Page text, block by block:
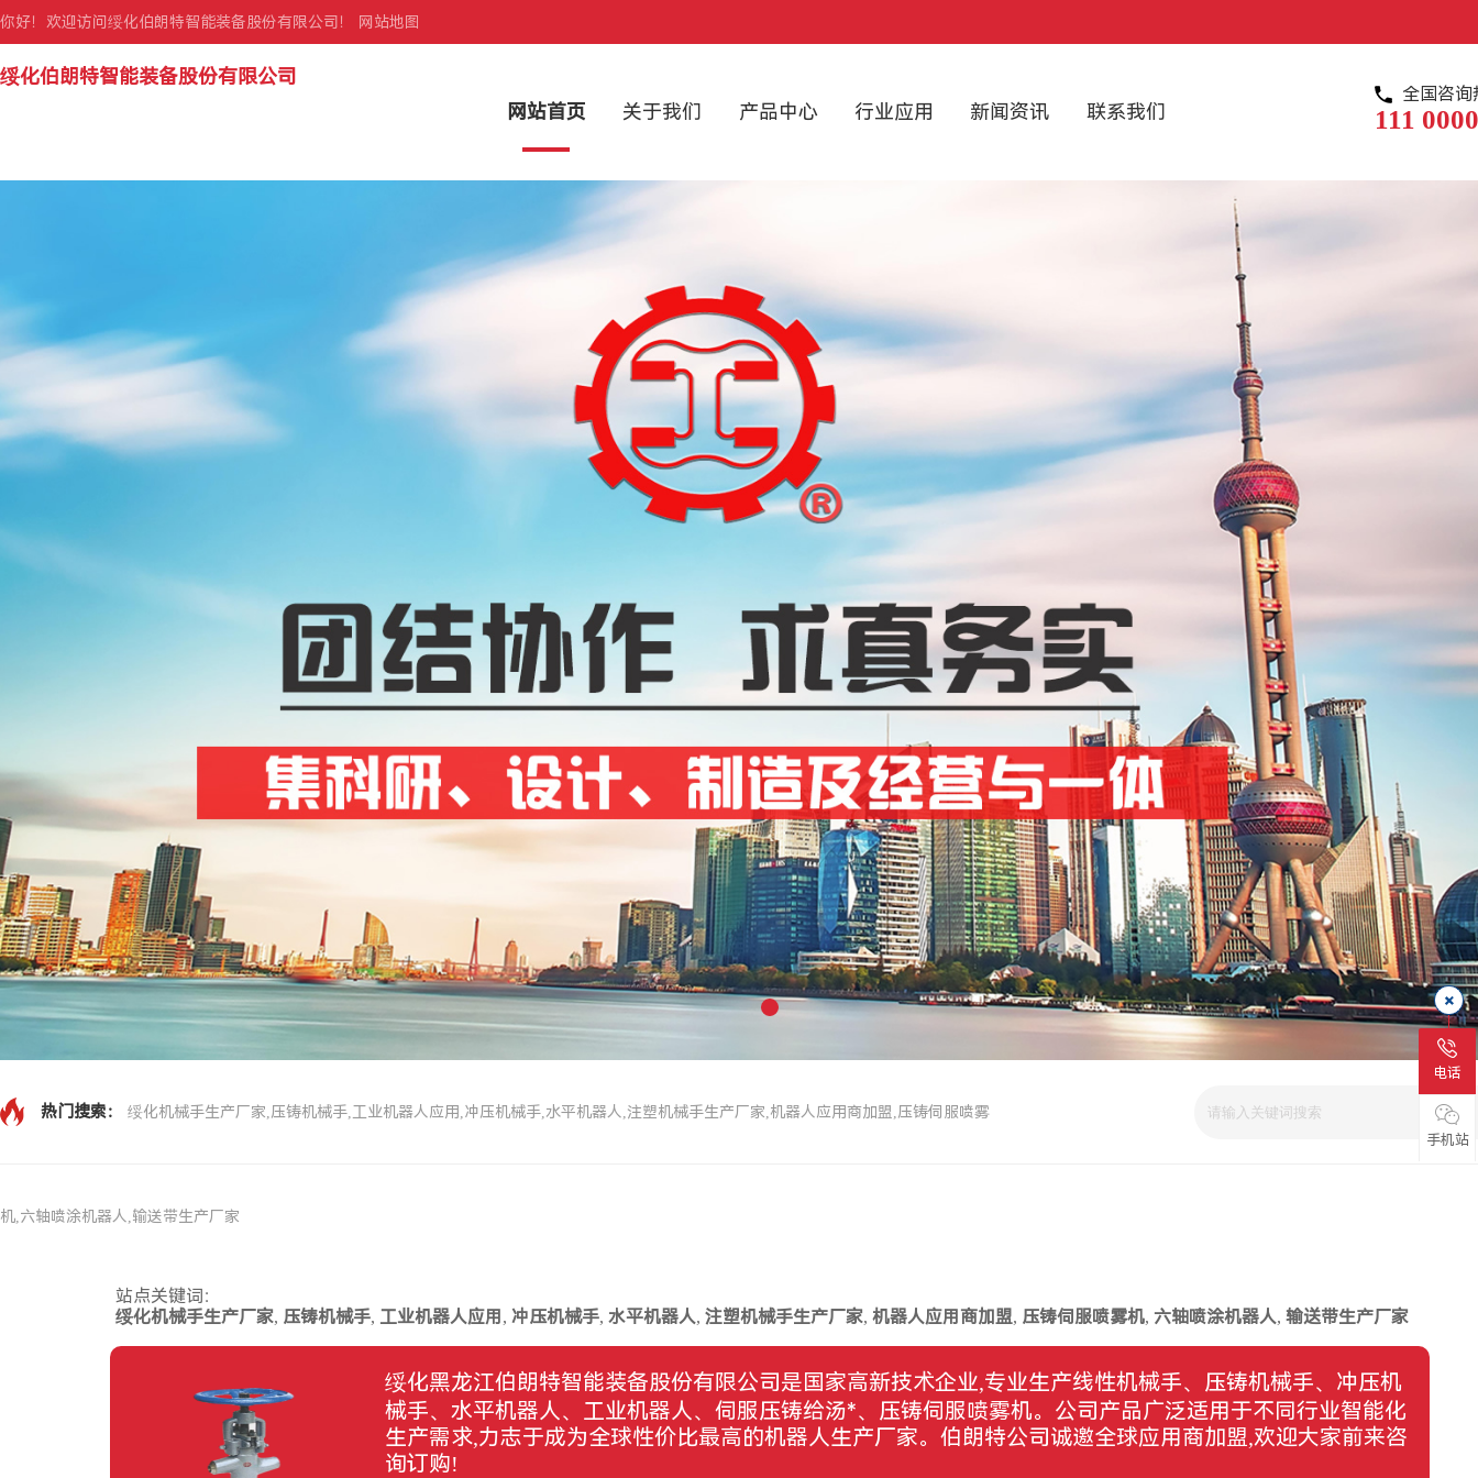
你好！欢迎访问绥化伯朗特智能装备股份有限公司！ 网站地图
绥化伯朗特智能装备股份有限公司
网站首页
关于我们 产品中心 行业应用 新闻资讯 联系我们
全国咨询
111
热门搜索： 绥化机械手生产厂家,压铸机械手,工业机器人应用,冲压机械手,水平机器人,注塑机械手生产厂家,机器人应用商加盟,压铸伺服喷雾
机,六轴喷涂机器人,输送带生产厂家
站点关键词：
绥化机械手生产厂家, 压铸机械手, 工业机器人应用 , 冲压机械手, 水平机器人, 注塑机械手生产厂家, 机器人应用商加盟, 压铸伺服喷雾机, 六轴喷涂机器人, 输送带生产厂家
绥化黑龙江伯朗特智能装备股份有限公司是国家高新技术企业,专业生产线性机械手、压铸机械手、冲压机
械手、水平机器人、工业机器人、伺服压铸给汤*、压铸伺服喷雾机。公司产品广泛适用于不同行业智能化
生产需求,力志于成为全球性价比最高的机器人生产厂家。伯朗特公司诚邀全球应用商加盟,欢迎大家前来咨
询订购!
电话
手机站